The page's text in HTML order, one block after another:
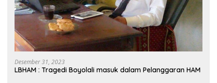
Desember 31, 2023
LBHAM : Tragedi Boyolali masuk dalam Pelanggaran HAM